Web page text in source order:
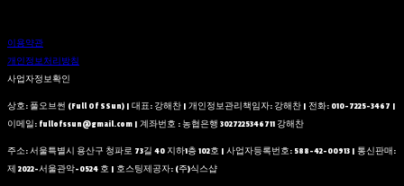
이용약관
개인정보처리방침
사업자정보확인
상호: 풀오브썬 (Full Of SSun) | 대표: 강해찬 | 개인정보관리책임자: 강해찬 | 전화: 010-7225-3467 |
이메일: fullofssun@gmail.com | 계좌번호 : 농협은행 3027225346711 강해찬
주소: 서울특별시 용산구 청파로 73길 40 지하1층 102호 | 사업자등록번호: 588-42-00913 | 통신판매:
제 2022-서울관악-0524 호 | 호스팅제공자: (주)식스샵